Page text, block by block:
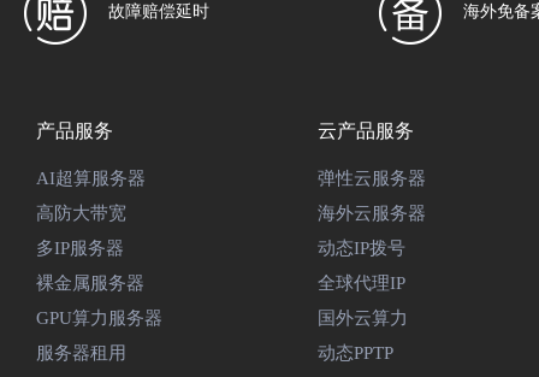
故障赔偿延时 海外免备
产品服务
AI超算服务器
高防大带宽
多IP服务器
裸金属服务器
GPU算力服务器
服务器租用
云产品服务
弹性云服务器
海外云服务器
动态IP拨号
全球代理IP
国外云算力
动态PPTP